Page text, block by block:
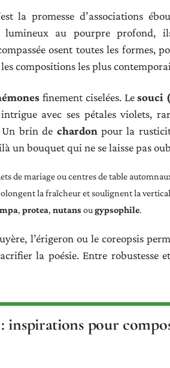
la promesse d’associations
lumineux au pourpre profond,
osent toutes les formes,
compositions les plus
finement ciselées. Lesouci
intrigue avec ses pétales violets,
Un brin de chardon pour la
un bouquet qui ne se laisse pas
de mariage ou centres de table
la fraîcheur et soulignent la
, protea, nutans ou gypsophile.
l’érigeron ou le coreopsis
la poésie. Entre robustesse
inspirations pour